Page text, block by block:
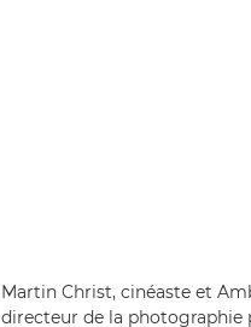
Martin Christ, cinéaste et
directeur de la